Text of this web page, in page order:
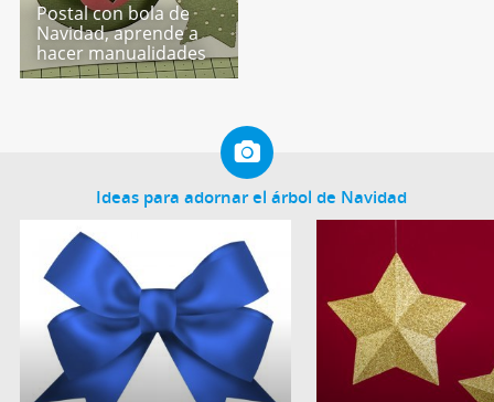
Postal con bola de
Navidad, aprende a
hacer manualidades
Ideas para adornar el árbol de Navidad